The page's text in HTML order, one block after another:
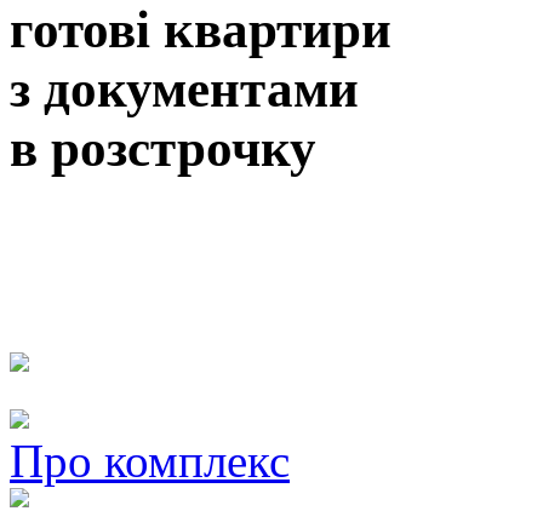
готові квартири
з документами
в розстрочку
Про комплекс